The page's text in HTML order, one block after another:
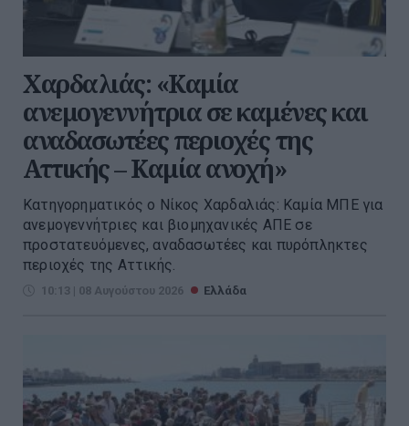
Χαρδαλιάς: «Καμία
ανεμογεννήτρια σε καμένες και
αναδασωτέες περιοχές της
Αττικής – Καμία ανοχή»
Κατηγορηματικός ο Νίκος Χαρδαλιάς: Καμία ΜΠΕ για
ανεμογεννήτριες και βιομηχανικές ΑΠΕ σε
προστατευόμενες, αναδασωτέες και πυρόπληκτες
περιοχές της Αττικής.
10:13 | 08 Αυγούστου 2026 Ελλάδα